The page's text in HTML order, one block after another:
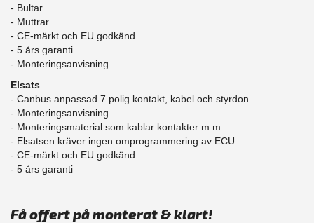
- Bultar
- Muttrar
- CE-märkt och EU godkänd
​- 5 års garanti
- Monteringsanvisning
Elsats
- Canbus anpassad 7 polig kontakt, kabel och styrdon
- Monteringsanvisning
- Monteringsmaterial som kablar kontakter m.m
- Elsatsen kräver ingen omprogrammering av ECU
- CE-märkt och EU godkänd
​- 5 års garanti
Få offert på monterat & klart!